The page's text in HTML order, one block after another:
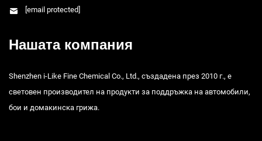
[email protected]
Нашата компания
Shenzhen i-Like Fine Chemical Co., Ltd., създадена през 2010 г., е
световен производител на продукти за поддръжка на автомобили,
бои и домакинска грижа.